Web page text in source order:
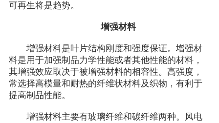
可再生将是趋势。
增强材料
增强材料是叶片结构刚度和强度保证。增强材
料是用于加强制品力学性能或者其他性能的材料，
其增强效应取决于被增强材料的相容性。高强度，
常选择高模量和耐热的纤维状材料及织物，有利于
提高制品性能。
增强材料主要有玻璃纤维和碳纤维两种。风电